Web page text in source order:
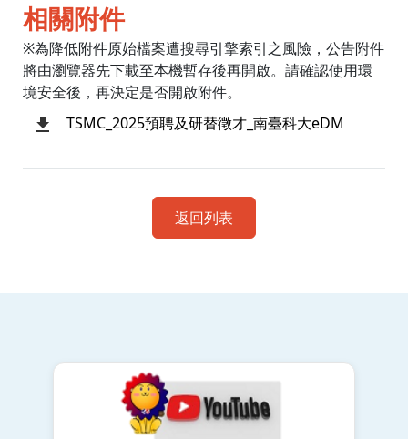
相關附件
※為降低附件原始檔案遭搜尋引擎索引之風險，公告附件
將由瀏覽器先下載至本機暫存後再開啟。請確認使用環
境安全後，再決定是否開啟附件。
TSMC_2025預聘及研替徵才_南臺科大eDM
返回列表